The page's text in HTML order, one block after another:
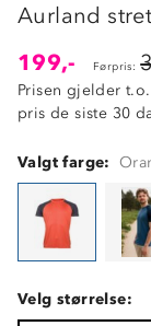
Aurland
199,-
Førpris:
Prisen gjelder
pris de siste 30
Valgt farge:
Velg størrelse: